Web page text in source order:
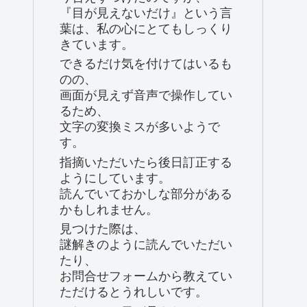
『目が見えないだけ』という言
葉は、私の心にとてもしっくり
きています。
できるだけ気を付けてはいるも
のの、
画面が見えず音声で操作してい
るため、
文字の変換ミスが多いようで
す。
指摘いただいたら後日訂正する
ようにしています。
読んでいておかしな部分がある
かもしれません。
見つけた際は、
謎解きのように読んでいただい
たり、
お問合せフォームから教えてい
ただけるとうれしいです。